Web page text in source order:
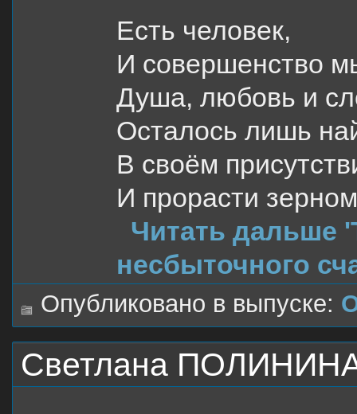
Есть человек,
И совершенство
Душа, любовь и
Осталось лишь
В своём
И прорасти
Читать
несбыточного
Опубликовано в выпуске:
Светлана